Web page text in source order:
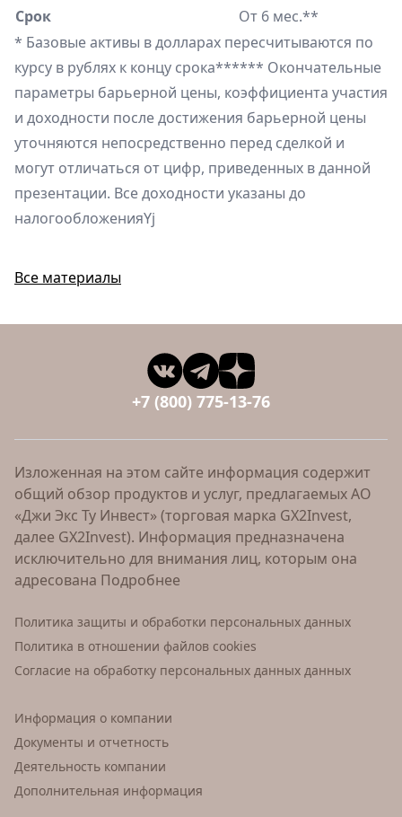
Срок
От 6 мес.**
* Базовые активы в долларах пересчитываются по
курсу в рублях к концу срока****** Окончательные
параметры барьерной цены, коэффициента участия
и доходности после достижения барьерной цены
уточняются непосредственно перед сделкой и
могут отличаться от цифр, приведенных в данной
презентации. Все доходности указаны до
налогообложенияYj
Все материалы
+7 (800) 775-13-76
Изложенная на этом сайте информация содержит
общий обзор продуктов и услуг, предлагаемых АО
«Джи Экс Ту Инвест» (торговая марка GX2Invest,
далее GX2Invest). Информация предназначена
исключительно для внимания лиц, которым она
адресована Подробнее
Политика защиты и обработки персональных данных
Политика в отношении файлов cookies
Согласие на обработку персональных данных данных
Информация о компании
Документы и отчетность
Деятельность компании
Дополнительная информация